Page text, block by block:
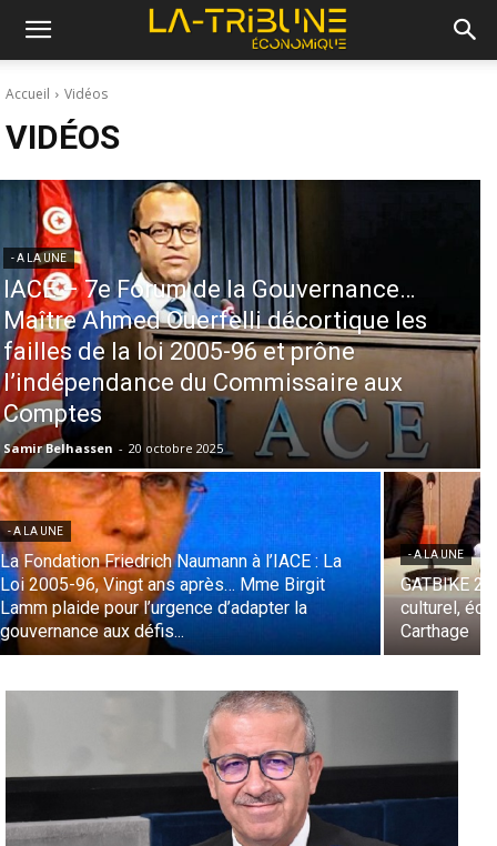
Accueil Vidéos
VIDÉOS
- A LA UNE
IACE – 7e Forum de la Gouvernance…
Maître Ahmed Ouerfelli décortique les
failles de la loi 2005-96 et prône
l’indépendance du Commissaire aux
Comptes
Samir Belhassen - 20 octobre 2025
- A LA UNE
La Fondation Friedrich Naumann à l’IACE : La
Loi 2005-96, Vingt ans après… Mme Birgit
Lamm plaide pour l’urgence d’adapter la
gouvernance aux défis...
- A LA UNE
GATBIKE
culturel,
Carthage